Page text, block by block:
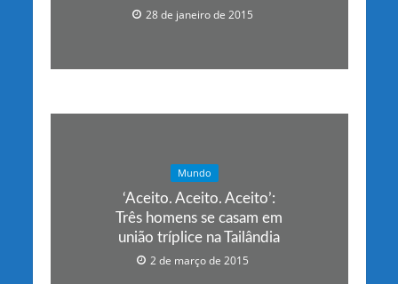
28 de janeiro de 2015
Mundo
‘Aceito. Aceito. Aceito’:
Três homens se casam em
união tríplice na Tailândia
2 de março de 2015